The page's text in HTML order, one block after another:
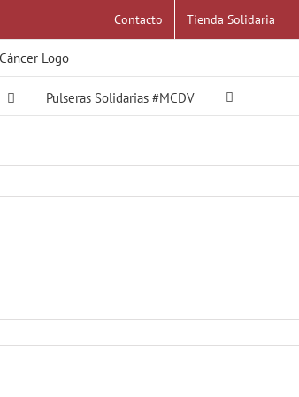
Contacto Tienda Solidaria
Pulseras Solidarias #MCDV